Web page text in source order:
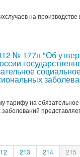
на
№ 177н "Об
тарифу на
213 214
215